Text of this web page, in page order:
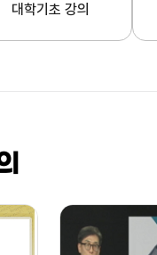
대학기초 강의